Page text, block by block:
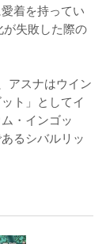
着を持ってい
失敗した際の
アスナはウイン
ト」としてイ
・インゴッ
るシバルリッ